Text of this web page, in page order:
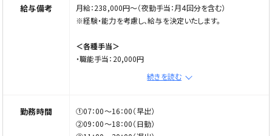
給与備考
月給：238,000円〜（夜勤手当：月4回分を含む）
※経験・能力を考慮し、給与を決定いたします。
＜各種手当＞
・職能手当：20,000円
・資格手当：10,000〜20,000円
└ 初任者研修修了者：10,000円
└ 介護福祉士：20,000円
・固定残業手当：30,000円（10時間分）
続きを読む
勤務時間
①07：00〜16：00（早出）
②09：00〜18：00（日勤）